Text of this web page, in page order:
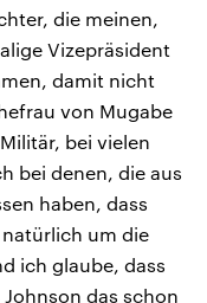
die meinen,
Vizepräsident
damit nicht
von Mugabe
bei vielen
bei denen, die aus
haben, dass
um die
ich glaube, dass
das schon